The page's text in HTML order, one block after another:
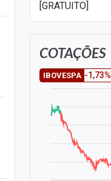
[GRATUITO]
COTAÇÕES
IBOVESPA -1,73%